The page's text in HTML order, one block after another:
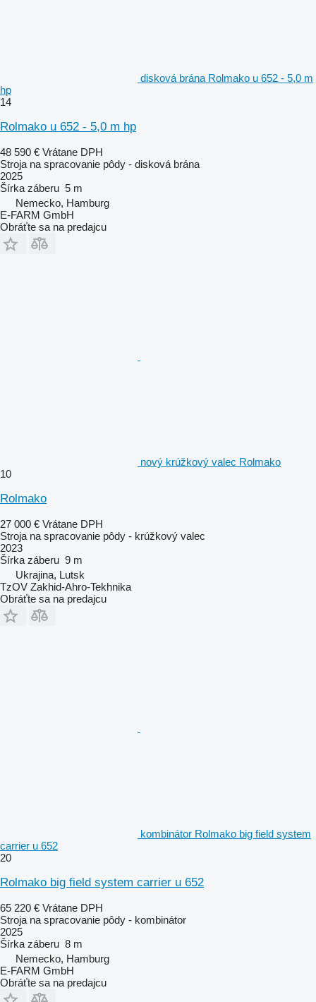
disková brána Rolmako u 652 - 5,0 m
hp
14
Rolmako u 652 - 5,0 m hp
48 590 € Vrátane DPH
Stroja na spracovanie pôdy - disková brána
2025
Šírka záberu 5 m
Nemecko, Hamburg
E-FARM GmbH
Obráťte sa na predajcu
nový krúžkový valec Rolmako
10
Rolmako
27 000 € Vrátane DPH
Stroja na spracovanie pôdy - krúžkový valec
2023
Šírka záberu 9 m
Ukrajina, Lutsk
TzOV Zakhid-Ahro-Tekhnika
Obráťte sa na predajcu
kombinátor Rolmako big field system
carrier u 652
20
Rolmako big field system carrier u 652
65 220 € Vrátane DPH
Stroja na spracovanie pôdy - kombinátor
2025
Šírka záberu 8 m
Nemecko, Hamburg
E-FARM GmbH
Obráťte sa na predajcu